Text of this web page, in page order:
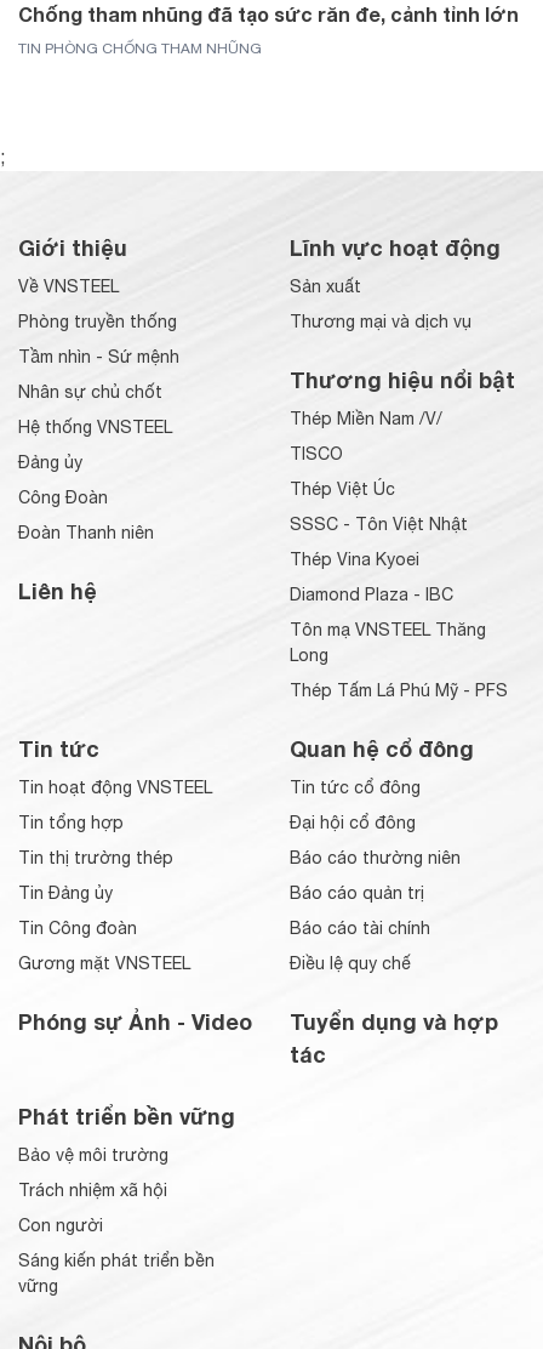
Chống tham nhũng đã tạo sức răn đe, cảnh tỉnh lớn
TIN PHÒNG CHỐNG THAM NHŨNG
;
Giới thiệu
Về VNSTEEL
Phòng truyền thống
Tầm nhìn - Sứ mệnh
Nhân sự chủ chốt
Hệ thống VNSTEEL
Đảng ủy
Công Đoàn
Đoàn Thanh niên
Liên hệ
Lĩnh vực hoạt động
Sản xuất
Thương mại và dịch vụ
Thương hiệu nổi bật
Thép Miền Nam /V/
TISCO
Thép Việt Úc
SSSC - Tôn Việt Nhật
Thép Vina Kyoei
Diamond Plaza - IBC
Tôn mạ VNSTEEL Thăng
Long
Thép Tấm Lá Phú Mỹ - PFS
Tin tức
Tin hoạt động VNSTEEL
Tin tổng hợp
Tin thị trường thép
Tin Đảng ủy
Tin Công đoàn
Gương mặt VNSTEEL
Phóng sự Ảnh - Video
Quan hệ cổ đông
Tin tức cổ đông
Đại hội cổ đông
Báo cáo thường niên
Báo cáo quản trị
Báo cáo tài chính
Điều lệ quy chế
Tuyển dụng và hợp
tác
Phát triển bền vững
Bảo vệ môi trường
Trách nhiệm xã hội
Con người
Sáng kiến phát triển bền
vững